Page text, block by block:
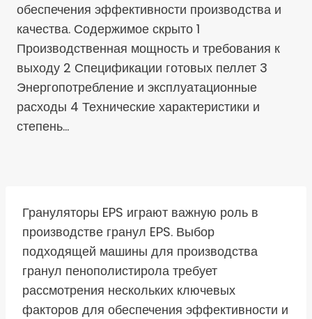
обеспечения эффективности производства и
качества. Содержимое скрыто 1
Производственная мощность и требования к
выходу 2 Спецификации готовых пеллет 3
Энергопотребление и эксплуатационные
расходы 4 Технические характеристики и
степень…
Грануляторы EPS играют важную роль в
производстве гранул EPS. Выбор
подходящей машины для производства
гранул пенополистирола требует
рассмотрения нескольких ключевых
факторов для обеспечения эффективности и